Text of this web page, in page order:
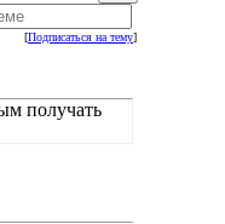
[Подписаться на тему]
получать